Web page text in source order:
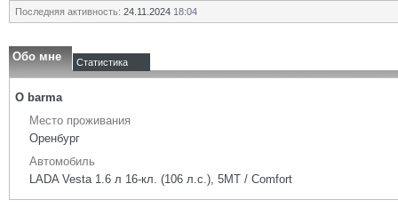
Последняя активность: 24.11.2024 18:04
Обо мне Статистика
О barma
Место проживания
Оренбург
Автомобиль
LADA Vesta 1.6 л 16-кл. (106 л.с.), 5МТ / Comfort